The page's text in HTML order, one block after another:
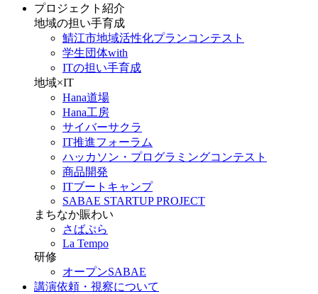
プロジェクト紹介
地域の担い手育成
鯖江市地域活性化プランコンテスト
学生団体with
ITの担い手育成
地域×IT
Hana道場
Hana工房
サイバーサクラ
IT推進フォーラム
ハッカソン・プログラミングコンテスト
商品開発
ITブートキャンプ
SABAE STARTUP PROJECT
まちなか賑わい
さばぷら
La Tempo
研修
オープンSABAE
講演依頼・視察について